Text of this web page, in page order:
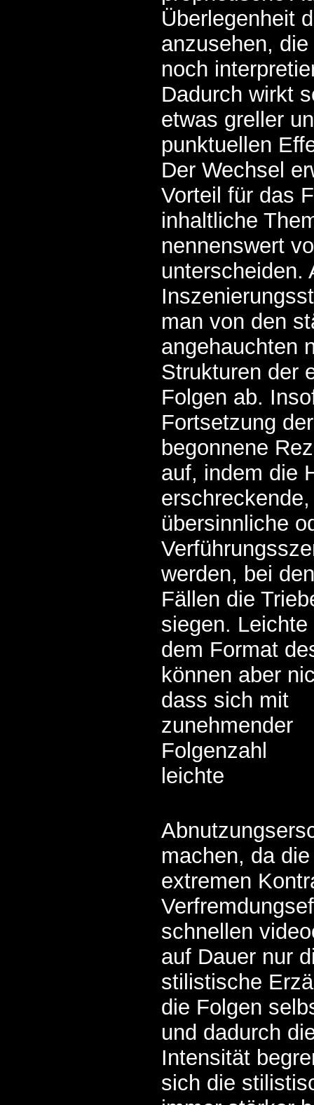
Überlegenheit
anzusehen,
noch
Dadurch wirkt
etwas greller
punktuellen
Der Wechsel
Vorteil für das
inhaltliche
nennenswert
unterscheiden.
man von den
angehauchten
Strukturen der
Folgen ab.
Fortsetzung
begonnene
auf, indem die
übersinnliche
werden, bei
Fällen die
siegen.
dem Format
können aber
dass sich mit
zunehmender
Folgenzahl
leichte
machen, da
extremen
schnellen
auf Dauer nur
stilistische
die Folgen
und dadurch
Intensität
sich die